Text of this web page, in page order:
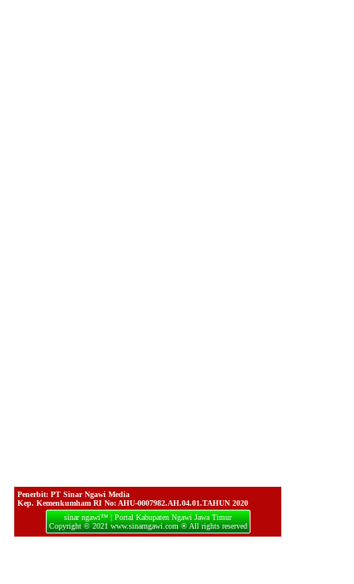
Penerbit: PT Sinar Ngawi Media
Kep. Kemenkumham RI No: AHU-0007982.AH.04.01.TAHUN 2020
sinar ngawi™ | Portal Kabupaten Ngawi Jawa Timur
Copyright © 2021 www.sinarngawi.com ® All rights reserved